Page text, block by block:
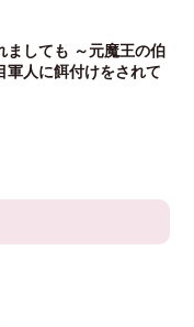
ましても ～元魔王の伯
軍人に餌付けをされて